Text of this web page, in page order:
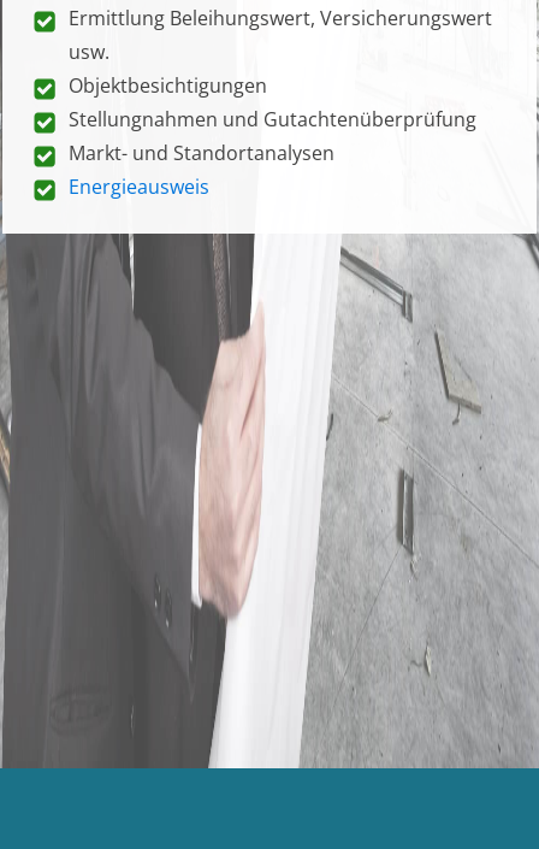
Ermittlung Beleihungswert, Versicherungswert
usw.
Objektbesichtigungen
Stellungnahmen und Gutachtenüberprüfung
Markt- und Standortanalysen
Energieausweis